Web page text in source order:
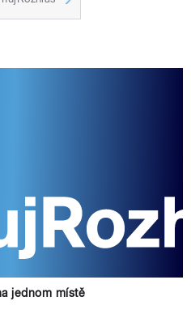
jednom místě